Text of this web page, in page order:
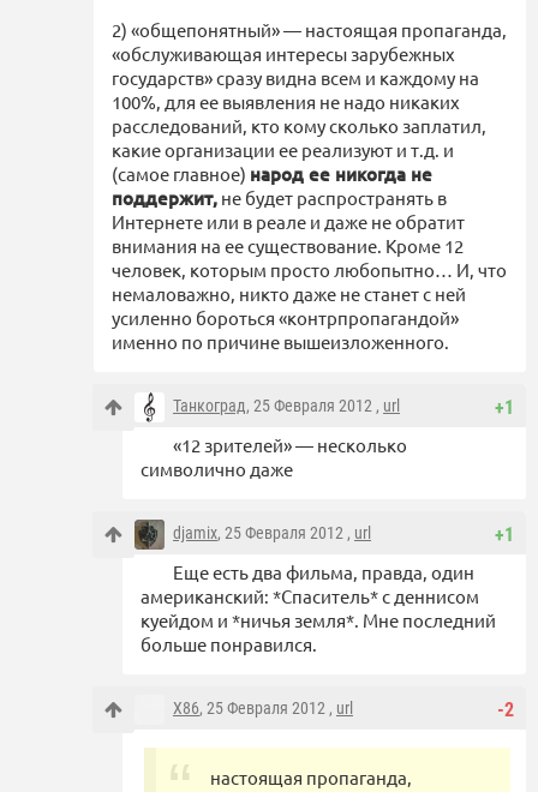
2) «общепонятный» — настоящая пропаганда,
«обслуживающая интересы зарубежных
государств» сразу видна всем и каждому на
100%, для ее выявления не надо никаких
расследований, кто кому сколько заплатил,
какие организации ее реализуют и т.д. и
(самое главное) народ ее никогда не
поддержит, не будет распространять в
Интернете или в реале и даже не обратит
внимания на ее существование. Кроме 12
человек, которым просто любопытно… И, что
немаловажно, никто даже не станет с ней
усиленно бороться «контрпропагандой»
именно по причине вышеизложенного.
+1
Танкоград, 25 Февраля 2012 , url
«12 зрителей» — несколько
символично даже
+1
djamix, 25 Февраля 2012 , url
Еще есть два фильма, правда, один
американский: *Спаситель* с деннисом
куейдом и *ничья земля*. Мне последний
больше понравился.
-2
X86, 25 Февраля 2012 , url
настоящая пропаганда,